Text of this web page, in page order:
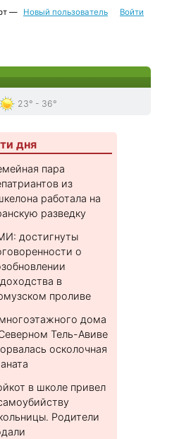
— Новый пользователь Войти
23° - 36°
дня
пара
из
работала на
разведку
достигнуты
о
в
проливе
дома
Тель-Авиве
осколочная
в школе привел
Родители